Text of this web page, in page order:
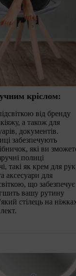
кріслом:
від бренду
а також для
документів.
забезпечують
які ви
полиці
такі як крем для
аксесуари для
що забезпечує
вашу рутину
стілець на